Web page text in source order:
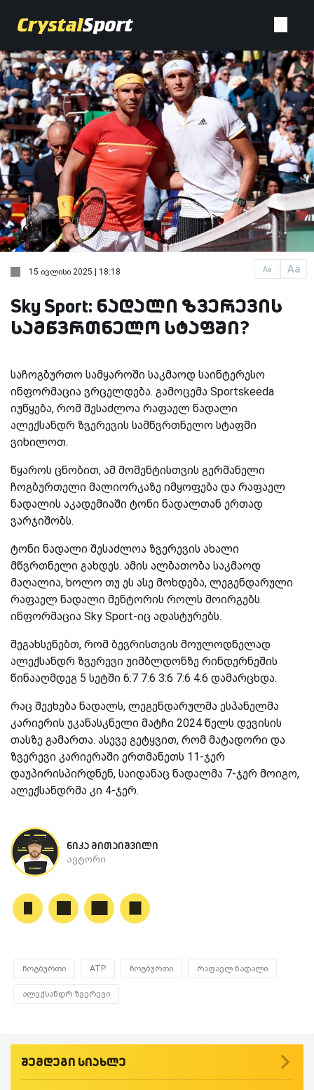
Aa Aa
15 ივლისი 2025 | 18:18
Sky Sport: ნადალი ზვერევის
სამწვრთნელო სტაფში?
საჩოგბურთო სამყაროში საკმაოდ საინტერესო
ინფორმაცია ვრცელდება. გამოცემა Sportskeeda
იუწყება, რომ შესაძლოა რაფაელ ნადალი
ალექსანდრ ზვერევის სამწვრთნელო სტაფში
ვიხილოთ.
წყაროს ცნობით, ამ მომენტისთვის გერმანელი
ჩოგბურთელი მალიორკაზე იმყოფება და რაფაელ
ნადალის აკადემიაში ტონი ნადალთან ერთად
ვარჯიშობს.
ტონი ნადალი შესაძლოა ზვერევის ახალი
მწვრთნელი გახდეს. ამის ალბათობა საკმაოდ
მაღალია, ხოლო თუ ეს ასე მოხდება, ლეგენდარული
რაფაელ ნადალი მენტორის როლს მოირგებს.
ინფორმაცია Sky Sport-იც ადასტურებს.
შეგახსენებთ, რომ ბევრისთვის მოულოდნელად
ალექსანდრ ზვერევი უიმბლდონზე რინდერნეშის
წინააღმდეგ 5 სეტში 6:7 7:6 3:6 7:6 4:6 დამარცხდა.
რაც შეეხება ნადალს, ლეგენდარულმა ესპანელმა
კარიერის უკანასკნელი მატჩი 2024 წელს დევისის
თასზე გამართა. ასევე გეტყვით, რომ მატადორი და
ზვერევი კარიერაში ერთმანეთს 11-ჯერ
დაუპირისპირდნენ, საიდანაც ნადალმა 7-ჯერ მოიგო,
ალექსანდრმა კი 4-ჯერ.
ნიკა მითაიშვილი
ავტორი
ჩოგბურთი ATP ჩოგბურთი რაფაელ ნადალი
ალექსანდრ ზვერევი
შემდეგი სიახლე